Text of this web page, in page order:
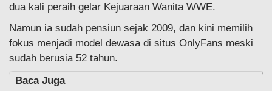
dua kali peraih gelar Kejuaraan Wanita WWE.
Namun ia sudah pensiun sejak 2009, dan kini memilih
fokus menjadi model dewasa di situs OnlyFans meski
sudah berusia 52 tahun.
Baca Juga